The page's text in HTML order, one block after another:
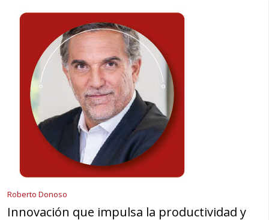
Roberto Donoso
Innovación que impulsa la productividad y